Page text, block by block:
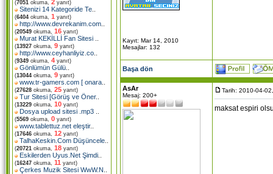
(7051 okuma, 2 yanıt)
Sitenizi 14 Kategoride Te
(6404 okuma, 1 yanıt)
http://www.devrekanim.com
(20549 okuma, 16 yanıt)
Murat KEKİLLİ Fan Sitesi
(13927 okuma, 9 yanıt)
http://www.ceyhanliyiz.co
(9349 okuma, 4 yanıt)
Gönlümün Gülü
(13044 okuma, 9 yanıt)
www.tr-gamers.com [ onara
(27628 okuma, 25 yanıt)
Tur Sitesi [Görüş ve Öner..
(13229 okuma, 10 yanıt)
Dosya upload sitesi .mp3
(5569 okuma, 0 yanıt)
www.tablettuz.net eleştir..
(17646 okuma, 12 yanıt)
TalhaKeskin.Com Düşüncele
(20721 okuma, 18 yanıt)
Eskilerden Uyus.Net Şimdi
(16247 okuma, 11 yanıt)
Çerkes Muzik Sitesi WwW.N
Kayıt: Mar 14, 2010
Mesajlar: 132
Başa dön
AsAr
Mesaj: 200+
Tarih: 2010-04-
maksat espiri